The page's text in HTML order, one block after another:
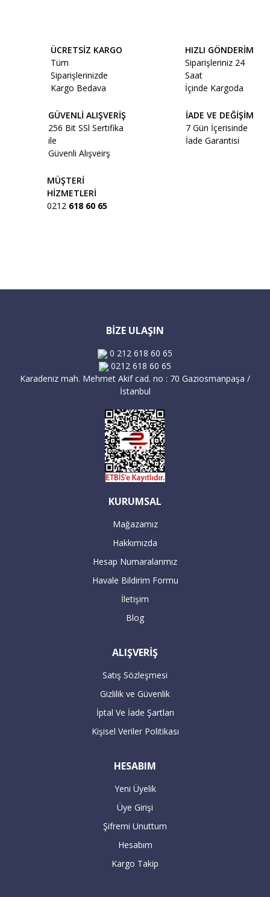
ÜCRETSİZ KARGO
Tüm
Siparişlerinizde
Kargo Bedava
HIZLI GÖNDERİM
Siparişleriniz 24
Saat
İçinde Kargoda
GÜVENLİ ALIŞVERİŞ
256 Bit SSl Sertifika
ile
Güvenli Alışveirş
İADE VE DEĞİŞİM
7 Gün İçerisinde
İade Garantisi
MÜŞTERİ
HİZMETLERİ
0212 618 60 65
BİZE ULAŞIN
0 212 618 60 65
0212 618 60 65
Karadeniz mah. Mehmet Akif cad. no : 70 Gaziosmanpaşa /
İstanbul
KURUMSAL
Mağazamız
Hakkımızda
Hesap Numaralarımız
Havale Bildirim Formu
İletişim
Blog
ALIŞVERİŞ
Satış Sözleşmesi
Gizlilik ve Güvenlik
İptal Ve İade Şartları
Kişisel Veriler Politikası
HESABIM
Yeni Üyelik
Üye Girişi
Şifremi Unuttum
Hesabım
Kargo Takip